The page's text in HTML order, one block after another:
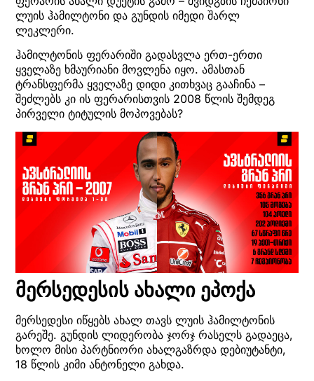
ლუის ჰამილტონი და გუნდის იმედი შარლ
ლეკლერი.
ჰამილტონის ფერარიში გადასვლა ერთ-ერთი
ყველაზე ხმაურიანი მოვლენა იყო. ამასთან
ტრანსფერმა ყველაზე დიდი კითხვაც გააჩინა –
შეძლებს კი ის ფერარისთვის 2008 წლის შემდეგ
პირველი ტიტულის მოპოვებას?
მერსედესის ახალი ეპოქა
მერსედესი იწყებს ახალ თავს ლუის ჰამილტონის
გარეშე. გუნდის ლიდერობა ჯორჯ რასელს გადაეცა,
ხოლო მისი პარტნიორი ახალგაზრდა დებიუტანტი,
18 წლის კიმი ანტონელი გახდა.